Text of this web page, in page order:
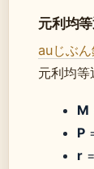
元利均
auじぶん
元利均等
M
P
r